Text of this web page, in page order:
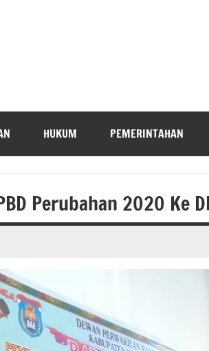
HUKUM PEMERINTAHAN
Perubahan 2020 Ke